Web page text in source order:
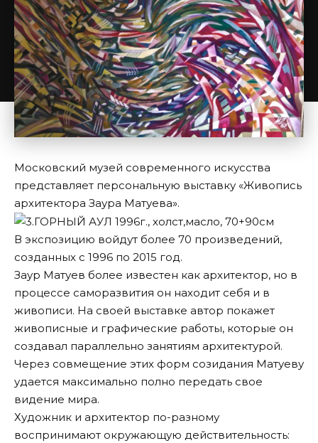
Московский музей современного искусства
представляет персональную выставку «Живопись
архитектора Заура Матуева».
В экспозицию войдут более 70 произведений,
созданных с 1996 по 2015 год.
Заур Матуев более известен как архитектор, но в
процессе саморазвития он находит себя и в
живописи. На своей выставке автор покажет
живописные и графические работы, которые он
создавал параллельно занятиям архитектурой.
Через совмещение этих форм созидания Матуеву
удается максимально полно передать свое
видение мира.
Художник и архитектор по-разному
воспринимают окружающую действительность: